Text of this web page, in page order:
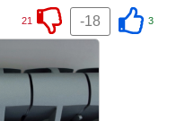
3
-18
21